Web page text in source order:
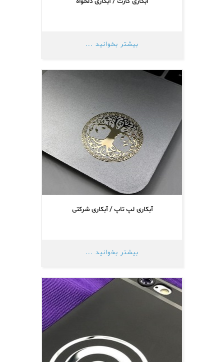
بیشتر بخوانید ...
آبکاری لپ تاپ / آبکاری شرکتی
بیشتر بخوانید ...